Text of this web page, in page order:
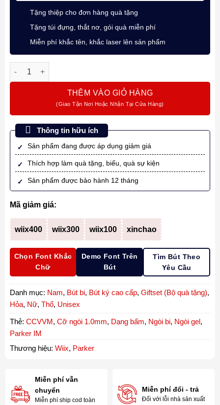
Tặng thiệp cho đơn hàng quà tặng
Tặng túi đựng, thắt nơ, gói quà miễn phí
Miễn phí khắc tên, khắc laser lên sản phẩm
Bộ quà bút ký chủ đề “Cá Chép Vượt Vũ Môn” cùng Parker
THÊM VÀO GIỎ HÀNG
Thông tin hữu ích
Sản phẩm đang được áp dụng giảm giá
Thích hợp làm quà tặng, biếu, quà sự kiện
Sản phẩm được bảo hành 12 tháng
Mã giảm giá:
wiix400 wiix300 wiix100 xinchao
Chọn Font Khắc
Chữ
Demo Font Trên
Bút
Tìm Bút Theo
Yêu Cầu
Danh mục: Nam, Bút bi, Bút ký cao cấp, Giftset (Bộ quà tặng),
Hỏa, Nữ, Thổ, Unisex
Thẻ: CCVVM, Cỡ ngòi 1.0mm, Dạng bấm, Ngòi bi, Ngòi gel,
Parker IM
Thương hiệu: Wiix, Parker
Miễn phí vẫn
chuyển
Miễn phí ship cod toàn
Miễn phí đổi - trả
Đối với lỗi nhà sản xuất